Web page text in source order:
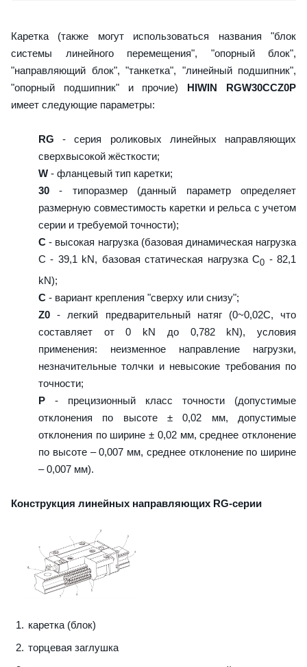
Каретка (также могут использоваться названия "блок
системы линейного перемещения", "опорный блок",
"направляющий блок", "танкетка", "линейный подшипник",
"опорный подшипник" и прочие) HIWIN RGW30CCZ0P
имеет следующие параметры:
RG - серия роликовых линейных направляющих
сверхвысокой жёсткости;
W - фланцевый тип каретки;
30 - типоразмер (данный параметр определяет
размерную совместимость каретки и рельса с учетом
серии и требуемой точности);
C - высокая нагрузка (базовая динамическая нагрузка
C - 39,1 kN, базовая статическая нагрузка С0 - 82,1
kN);
C - вариант крепления "сверху или снизу";
Z0 - легкий предварительный натяг (0~0,02C, что
составляет от 0 kN до 0,782 kN), условия
применения: неизменное направление нагрузки,
незначительные толчки и невысокие требования по
точности;
P - прецизионный класс точности (допустимые
отклонения по высоте ± 0,02 мм, допустимые
отклонения по ширине ± 0,02 мм, среднее отклонение
по высоте – 0,007 мм, среднее отклонение по ширине
– 0,007 мм).
Конструкция линейных направляющих RG-серии
каретка (блок)
торцевая заглушка